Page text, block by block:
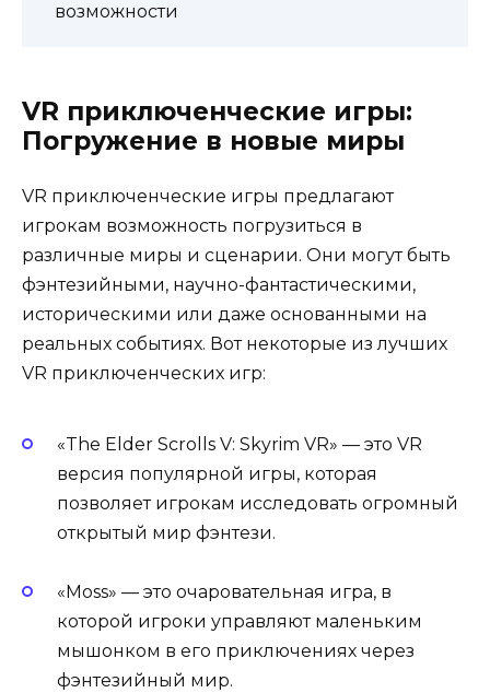
возможности
VR приключенческие игры:
Погружение в новые миры
VR приключенческие игры предлагают
игрокам возможность погрузиться в
различные миры и сценарии. Они могут быть
фэнтезийными, научно-фантастическими,
историческими или даже основанными на
реальных событиях. Вот некоторые из лучших
VR приключенческих игр:
«The Elder Scrolls V: Skyrim VR» — это VR
версия популярной игры, которая
позволяет игрокам исследовать огромный
открытый мир фэнтези.
«Moss» — это очаровательная игра, в
которой игроки управляют маленьким
мышонком в его приключениях через
фэнтезийный мир.